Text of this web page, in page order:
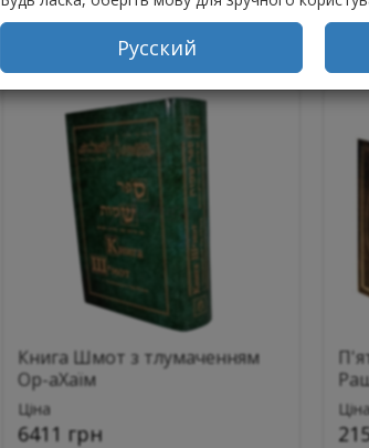
Русский
Книга Шмот з тлумаченням
Ор-аХаїм
Ціна
6411 грн